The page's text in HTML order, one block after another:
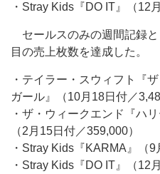
・Stray Kids『DO IT』（12
セールスのみの週間記録
目の売上枚数を達成した。
・テイラー・スウィフト『
ガール』（10月18日付／
・ザ・ウィークエンド『ハ
（2月15日付／359,000）
・Stray Kids『KARMA』（9
・Stray Kids『DO IT』（12